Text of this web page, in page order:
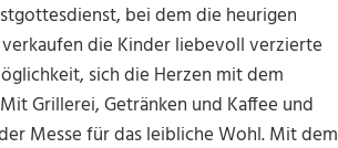
bei dem die heurigen
die Kinder liebevoll verzierte
sich die Herzen mit dem
Grillerei, Getränken und Kaffee und
Messe für das leibliche Wohl. Mit dem